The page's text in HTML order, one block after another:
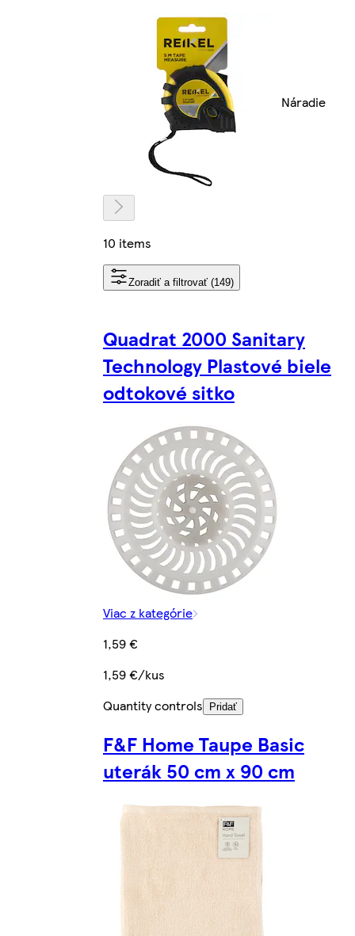
Náradie
10 items
Zoradiť a filtrovať (149)
Quadrat 2000 Sanitary
Technology Plastové biele
odtokové sitko
Viac z kategórie
1,59 €
1,59 €/kus
Quantity controls
Pridať
F&F Home Taupe Basic
uterák 50 cm x 90 cm